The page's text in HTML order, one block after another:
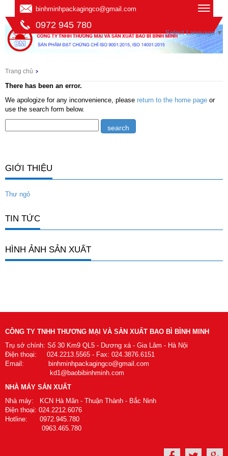
binhminhpackagingco@gmail.com
0972 945 780
Select Language ▼
Trang chủ
There has been an error.
We apologize for any inconvenience, please return to the home page or
use the search form below.
GIỚI THIỆU
Thư ngỏ
TIN TỨC
HÌNH ẢNH SẢN XUẤT
CÔNG TY TNHH THƯƠNG MẠI VÀ SẢN XUẤT BAO BÌ BÌNH MINH
Trụ sở chính: Số 30 Km9 QL5 - Dương xá - Gia Lâm - Hà Nội
Điện thoại: 024.2213.5565 - Fax: 024.3876.6151
Email: binhminhpackagingco@gmail.com
kd1@baobibinhminh.com
NHÀ MÁY SẢN XUẤT
Nhà máy: KCN Hà Mãn - Thuận Thành - Bắc Ninh
Điện thoại: 024.2212.6076
Hotline: 0972.945.780
0963.465.780